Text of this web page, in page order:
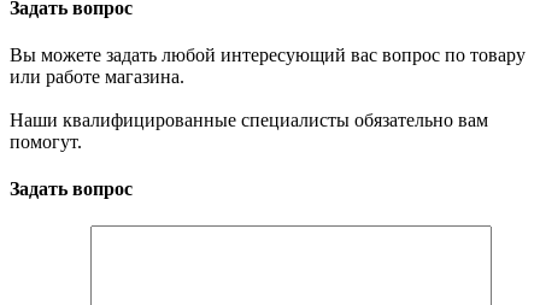
Задать вопрос
Вы можете задать любой интересующий вас вопрос по товару
или работе магазина.
Наши квалифицированные специалисты обязательно вам
помогут.
Задать вопрос